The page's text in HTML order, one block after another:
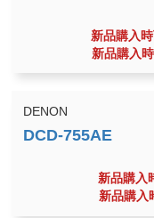
新品購入
新品購入
DENON
新品購入
新品購入